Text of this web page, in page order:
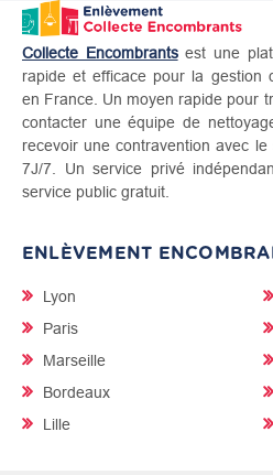
Collecte Encombrantsest une
rapide et efficace pour la gestion
en France. Un moyen rapide pour
contacter une équipe de
recevoir une contravention avec
7J/7. Un service privé
service public gratuit.
ENLÈVEMENT
Lyon
Paris
Marseille
Bordeaux
Lille